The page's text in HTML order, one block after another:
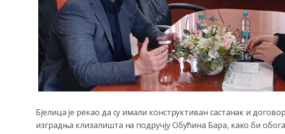
Бјелица је рекао да су имали конструктиван састанак и
изградња клизалишта на подручју Обућина Бара, како би